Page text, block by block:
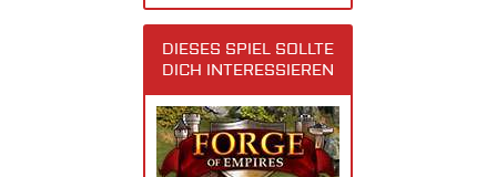
DIESES SPIEL SOLLTE
DICH INTERESSIEREN